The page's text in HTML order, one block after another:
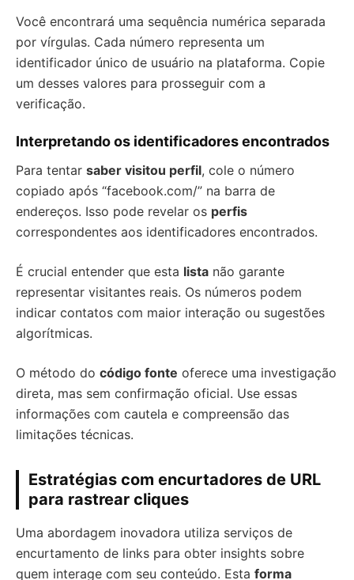
Você encontrará uma sequência numérica separada
por vírgulas. Cada número representa um
identificador único de usuário na plataforma. Copie
um desses valores para prosseguir com a
verificação.
Interpretando os identificadores encontrados
Para tentar saber visitou perfil, cole o número
copiado após “facebook.com/” na barra de
endereços. Isso pode revelar os perfis
correspondentes aos identificadores encontrados.
É crucial entender que esta lista não garante
representar visitantes reais. Os números podem
indicar contatos com maior interação ou sugestões
algorítmicas.
O método do código fonte oferece uma investigação
direta, mas sem confirmação oficial. Use essas
informações com cautela e compreensão das
limitações técnicas.
Estratégias com encurtadores de URL
para rastrear cliques
Uma abordagem inovadora utiliza serviços de
encurtamento de links para obter insights sobre
quem interage com seu conteúdo. Esta forma